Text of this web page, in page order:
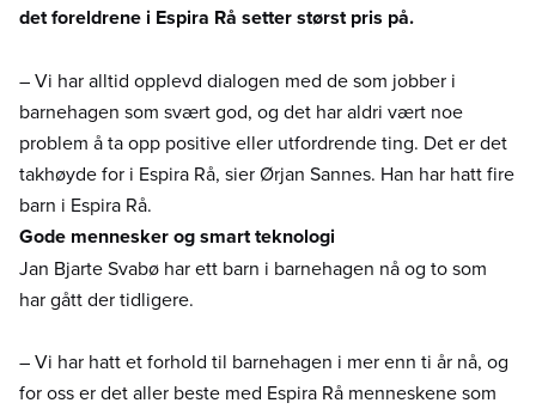
det foreldrene i Espira Rå setter størst pris på.
– Vi har alltid opplevd dialogen med de som jobber i
barnehagen som svært god, og det har aldri vært noe
problem å ta opp positive eller utfordrende ting. Det er det
takhøyde for i Espira Rå, sier Ørjan Sannes. Han har hatt fire
barn i Espira Rå.
Gode mennesker og smart teknologi
Jan Bjarte Svabø har ett barn i barnehagen nå og to som
har gått der tidligere.
– Vi har hatt et forhold til barnehagen i mer enn ti år nå, og
for oss er det aller beste med Espira Rå menneskene som